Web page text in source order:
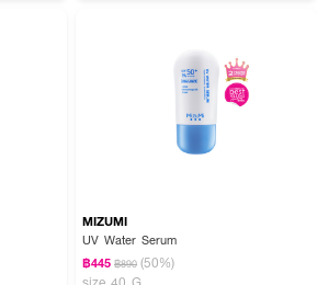
MIZUMI
UV Water Serum
฿445 ฿890 (50%)
size 40 G